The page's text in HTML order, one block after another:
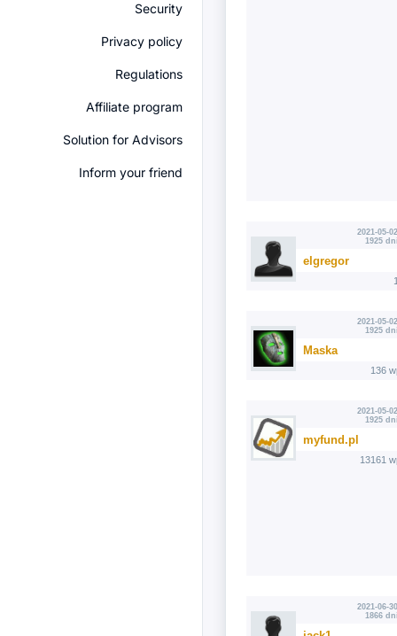
Security
Privacy policy
Regulations
Affiliate program
Solution for Advisors
Inform your friend
2021-05-
1925
elgregor
2021-05-
1925
Maska
136
2021-05-
1925
myfund.pl
13161
2021-06-
1866